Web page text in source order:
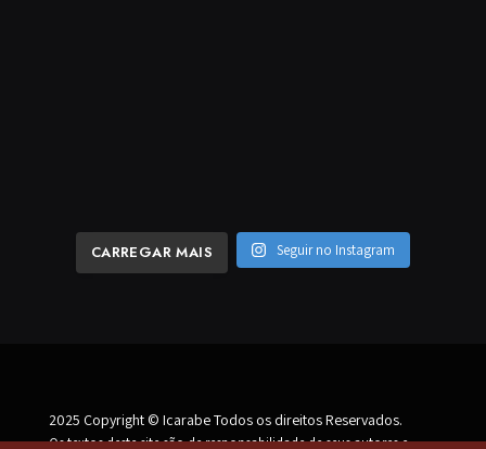
CARREGAR MAIS Seguir no Instagram
2025 Copyright © Icarabe Todos os direitos Reservados.
Os textos deste site são de responsabilidade de seus autores e